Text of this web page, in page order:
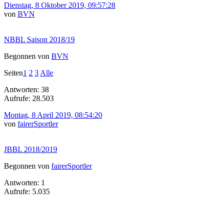
Dienstag, 8 Oktober 2019, 09:57:28
von BVN
NBBL Saison 2018/19
Begonnen von BVN
Seiten1 2 3 Alle
Antworten: 38
Aufrufe: 28.503
Montag, 8 April 2019, 08:54:20
von fairerSportler
JBBL 2018/2019
Begonnen von fairerSportler
Antworten: 1
Aufrufe: 5.035